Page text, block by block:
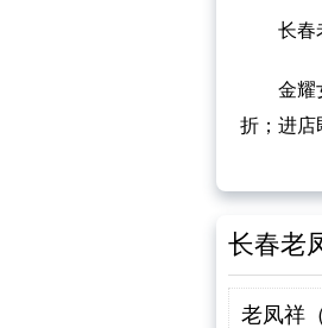
长春
金耀
折；进店
长春老
老凤祥